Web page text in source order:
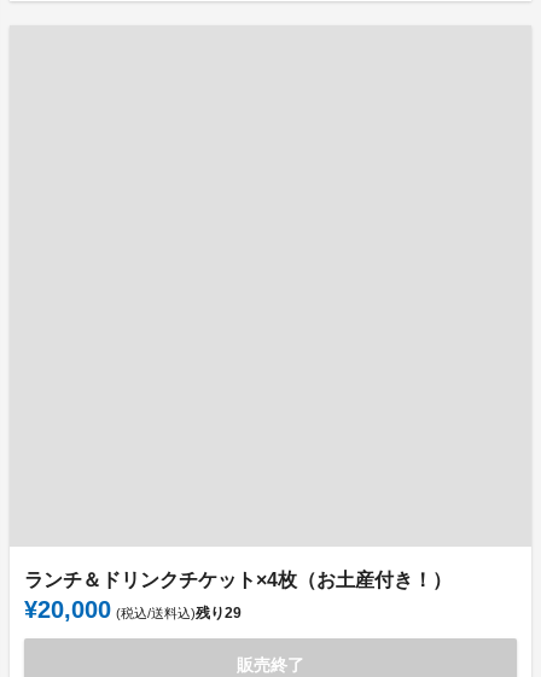
ランチ＆ドリンクチケット×4枚（お土産付き！）
¥20,000 (税込/送料込)残り29
販売終了